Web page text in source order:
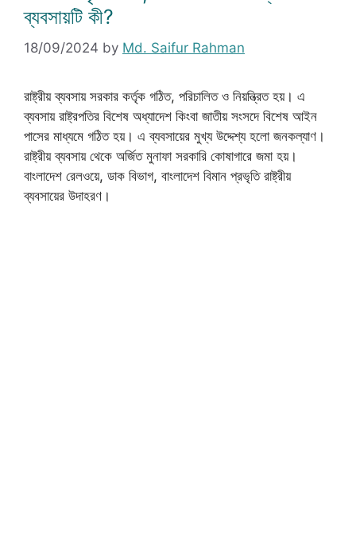
ব্যবসায়টি কী?
18/09/2024 by Md. Saifur Rahman
রাষ্ট্রীয় ব্যবসায় সরকার কর্তৃক গঠিত, পরিচালিত ও নিয়ন্ত্রিত হয়। এ
ব্যবসায় রাষ্ট্রপতির বিশেষ অধ্যাদেশ কিংবা জাতীয় সংসদে বিশেষ আইন
পাসের মাধ্যমে গঠিত হয়। এ ব্যবসায়ের মুখ্য উদ্দেশ্য হলো জনকল্যাণ।
রাষ্ট্রীয় ব্যবসায় থেকে অর্জিত মুনাফা সরকারি কোষাগারে জমা হয়।
বাংলাদেশ রেলওয়ে, ডাক বিভাগ, বাংলাদেশ বিমান প্রভৃতি রাষ্ট্রীয়
ব্যবসায়ের উদাহরণ।